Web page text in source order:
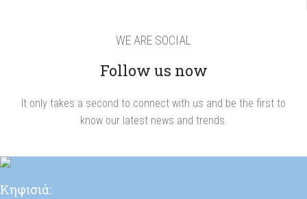
WE ARE SOCIAL
Follow us now
It only takes a second to connect with us and be the first to
know our latest news and trends.
Κηφισιά: